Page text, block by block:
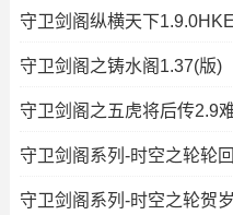
守卫剑阁之铸水阁1.37(版)
守卫剑阁之五虎将后传2.9